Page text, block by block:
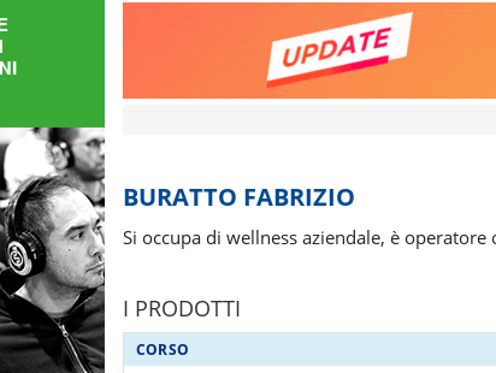
TEMATICHE
BURATTO FABRIZIO
Si occupa di wellness aziendale, è
I PRODOTTI
CORSO